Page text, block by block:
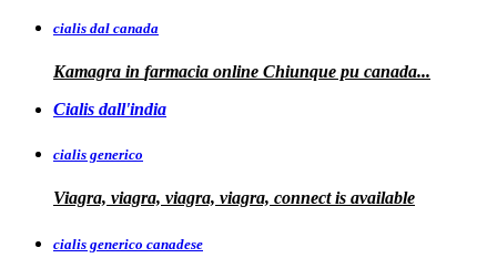
cialis dal canada
Kamagra in farmacia online Chiunque pu canada...
Cialis dall'india
cialis generico
Viagra, viagra, viagra, viagra, connect is available
cialis generico canadese